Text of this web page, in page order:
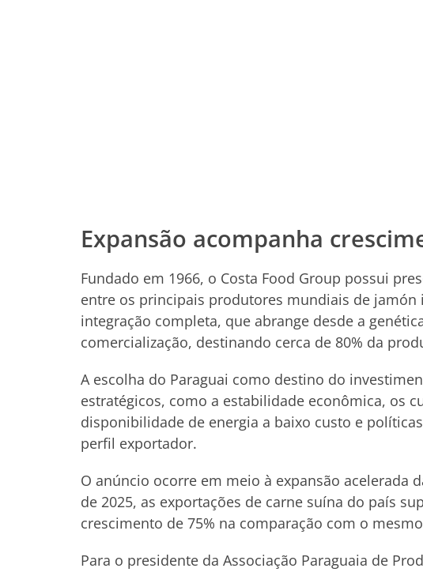
Expansão acompanha
Fundado em 1966, o Costa Food Group possui
entre os principais produtores mundiais de
integração completa, que abrange desde a
comercialização, destinando cerca de 80% da
A escolha do Paraguai como destino do
estratégicos, como a estabilidade econômica, os
disponibilidade de energia a baixo custo e
perfil exportador.
O anúncio ocorre em meio à expansão acelerada
de 2025, as exportações de carne suína do país
crescimento de 75% na comparação com o
Para o presidente da Associação Paraguaia de